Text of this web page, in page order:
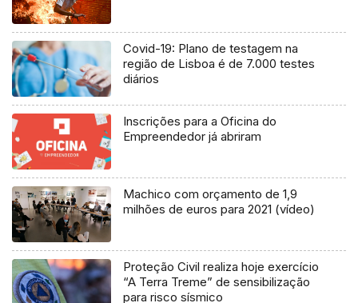
Covid-19: Plano de testagem na
região de Lisboa é de 7.000 testes
diários
Inscrições para a Oficina do
Empreendedor já abriram
Machico com orçamento de 1,9
milhões de euros para 2021 (vídeo)
Proteção Civil realiza hoje exercício
“A Terra Treme” de sensibilização
para risco sísmico